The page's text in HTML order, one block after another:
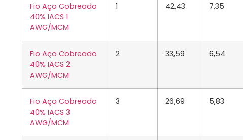
Fio Aço Cobreado
40% IACS 1
AWG/MCM
1 42,43 7,35
Fio Aço Cobreado
40% IACS 2
AWG/MCM
2 33,59 6,54
Fio Aço Cobreado
40% IACS 3
AWG/MCM
3 26,69 5,83